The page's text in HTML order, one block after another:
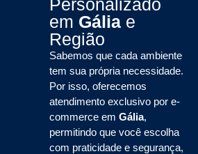
Personalizado
em Gália e
Região
Sabemos que cada ambiente
tem sua própria necessidade.
Por isso, oferecemos
atendimento exclusivo por e-
commerce em Gália,
permitindo que você escolha
com praticidade e segurança,